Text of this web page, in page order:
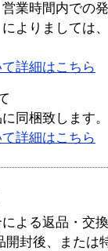
業時間内での
よりましては
詳細はこちら
同梱致します。
詳細はこちら
よる返品・交
開封後、または